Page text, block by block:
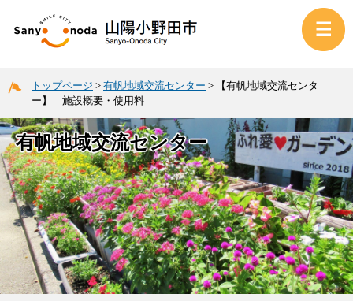
トップページ > 有帆地域交流センター >
【有帆地域交流センタ
ー】 施設概要・使用料
有帆地域交流センター